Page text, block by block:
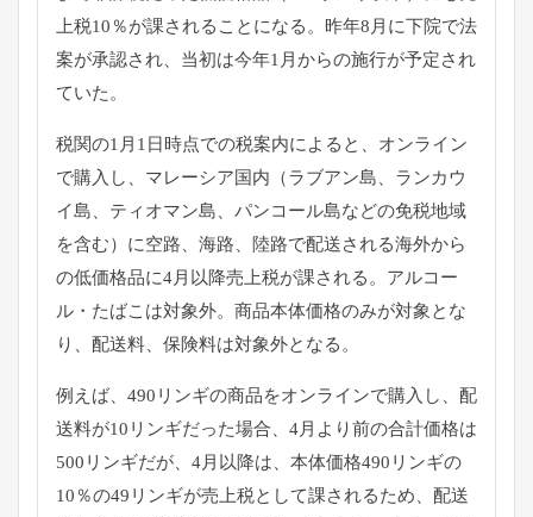
上税10％が課されることになる。
昨年8月に下院で法
案が承認され、 当初は今年1月からの施行が予定され
ていた。
税関の1月1日時点での税案内によると、オンライン
で購入し、 マレーシア国内（ラブアン島、ランカウ
イ島、ティオマン島、 パンコール島などの免税地域
を含む）に空路、海路、
陸路で配送される海外から
の低価格品に4月以降売上税が課される 。アルコー
ル・たばこは対象外。商品本体価格のみが対象とな
り、 配送料、保険料は対象外となる。
例えば、490リンギの商品をオンラインで購入し、 配
送料が10リンギだった場合、 4月より前の合計価格は
500リンギだが、4月以降は、 本体価格490リンギの
10％の49リンギが売上税として課されるため、 配送